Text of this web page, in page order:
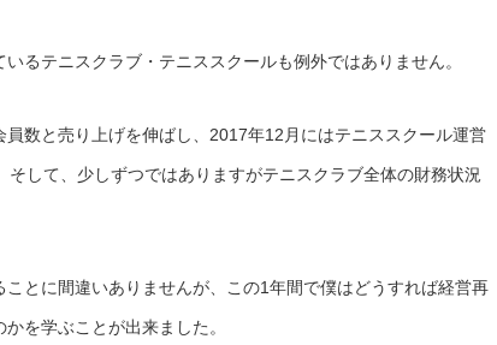
るテニスクラブ・テニススクールも例外ではありません。
員数と売り上げを伸ばし、2017年12月にはテニススクール運営
して、少しずつではありますがテニスクラブ全体の財務状況
ことに間違いありませんが、この1年間で僕はどうすれば経営再
を学ぶことが出来ました。